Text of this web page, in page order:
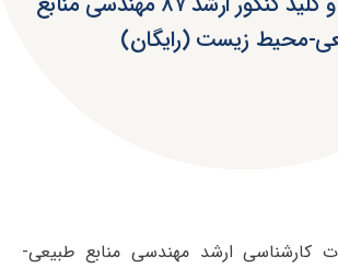
محیط زیست (رایگان)
کارشناسی ارشد مهندسی منابع طبیعی-